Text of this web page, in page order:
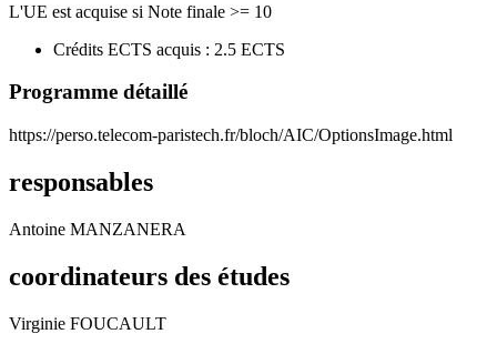
L'UE est acquise si Note finale >= 10
Crédits ECTS acquis : 2.5 ECTS
Programme détaillé
https://perso.telecom-paristech.fr/bloch/AIC/OptionsImage.html
responsables
Antoine MANZANERA
coordinateurs des études
Virginie FOUCAULT